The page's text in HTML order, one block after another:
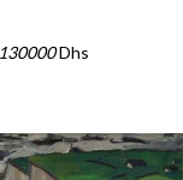
130000Dhs